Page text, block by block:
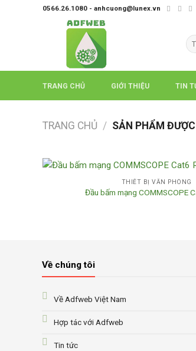
0566.26.1080 - anhcuong@lunex.vn
TRANG CHỦ GIỚI THIỆU TIN
TRANG CHỦ / SẢN PHẨM
THIẾT BỊ VĂN PHÒNG
Đầu bấm mạng COMMSCOPE
Về chúng tôi
Về Adfweb Việt Nam
Hợp tác với Adfweb
Tin tức